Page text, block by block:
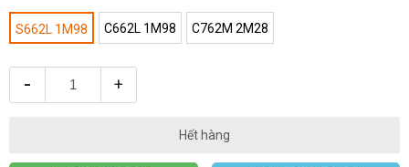
S662L 1M98 C662L 1M98 C762M 2M28
- +
Hết hàng